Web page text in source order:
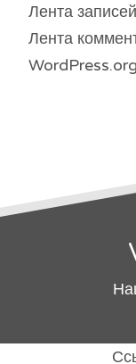
Лента записей
Лента
WordPress.org